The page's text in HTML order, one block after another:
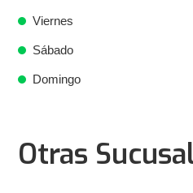
Viernes
Sábado
Domingo
Otras